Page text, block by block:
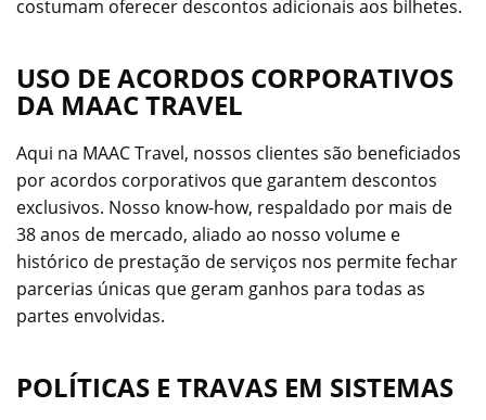
costumam oferecer descontos adicionais aos bilhetes.
USO DE ACORDOS CORPORATIVOS
DA MAAC TRAVEL
Aqui na MAAC Travel, nossos clientes são beneficiados
por acordos corporativos que garantem descontos
exclusivos. Nosso know-how, respaldado por mais de
38 anos de mercado, aliado ao nosso volume e
histórico de prestação de serviços nos permite fechar
parcerias únicas que geram ganhos para todas as
partes envolvidas.
POLÍTICAS E TRAVAS EM SISTEMAS